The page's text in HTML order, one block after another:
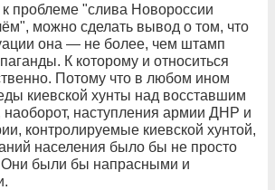
проблеме "слива Новороссии
можно сделать вывод о том, что
она — не более, чем штамп
К которому и относиться
Потому что в любом ином
киевской хунты над восставшим
наоборот, наступления армии ДНР и
контролируемые киевской хунтой,
населения было бы не просто
Они были бы напрасными и